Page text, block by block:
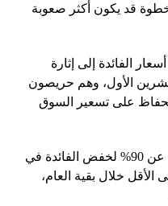
قد يكون أكثر صعوبة
الفائدة إلى إثارة
الأول، وهم حريصون
على تسعير السوق
وتتوقع الأسواق حاليا احتمالات تزيد عن 90% لخفض الفائدة في
الأقل خلال بقية العام،